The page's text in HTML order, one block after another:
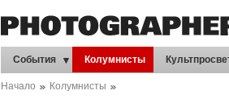
События Колумнисты
Начало Колумнисты